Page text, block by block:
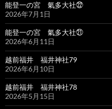
能登一の宮 氣多大社㉒
2026年7月1日
能登一の宮 氣多大社㉑
2026年6月11日
越前福井 福井神社79
2026年6月10日
越前福井 福井神社78
2026年5月15日